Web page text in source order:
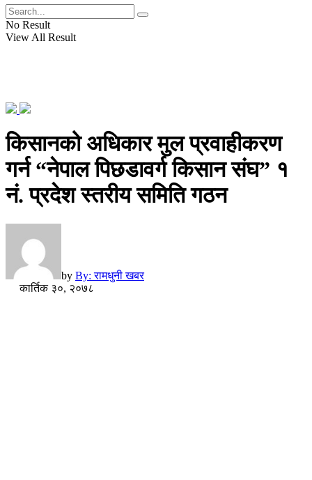
No Result
View All Result
किसानको अधिकार मुल प्रवाहीकरण
गर्न “नेपाल पिछडावर्ग किसान संघ” १
नं. प्रदेश स्तरीय समिति गठन
by By: रामधुनी खबर
कार्तिक ३०, २०७८